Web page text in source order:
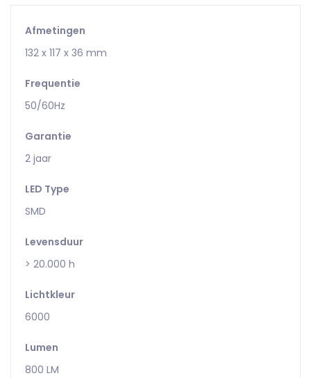
Afmetingen
132 x 117 x 36 mm
Frequentie
50/60Hz
Garantie
2 jaar
LED Type
SMD
Levensduur
> 20.000 h
Lichtkleur
6000
Lumen
800 LM